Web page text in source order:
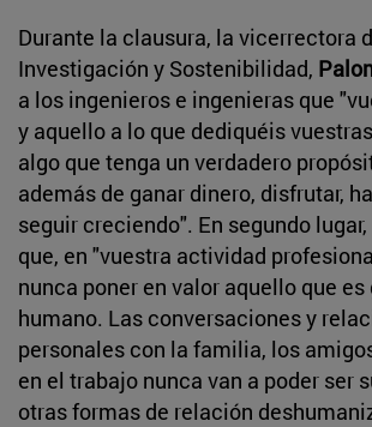
Durante la clausura, la vicerrectora
Investigación y Sostenibilidad,
a los ingenieros e ingenieras que
y aquello a lo que dediquéis
algo que tenga un verdadero
además de ganar dinero, disfrutar,
seguir creciendo". En segundo
que, en "vuestra actividad
nunca poner en valor aquello que
humano. Las conversaciones y
personales con la familia, los
en el trabajo nunca van a poder ser
otras formas de relación